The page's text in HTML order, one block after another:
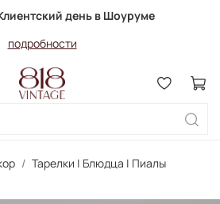
день в Шоуруме
подробности
Тарелки | Блюдца | Пиалы